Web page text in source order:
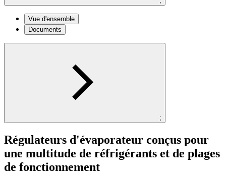
Vue d'ensemble
Documents
;
Régulateurs d'évaporateur conçus pour
une multitude de réfrigérants et de plages
de fonctionnement